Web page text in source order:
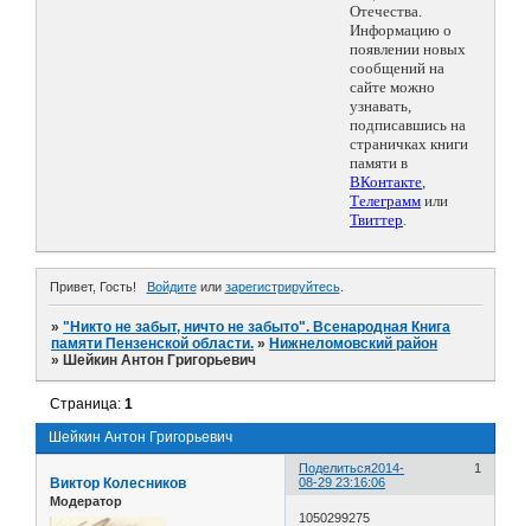
Отечества.
Информацию о
появлении новых
сообщений на
сайте можно
узнавать,
подписавшись на
страничках книги
памяти в
ВКонтакте,
Телеграмм или
Твиттер.
Привет, Гость! Войдитеили зарегистрируйтесь.
»"Никто не забыт, ничто не забыто". Всенародная Книга
памяти Пензенской области. » Нижнеломовский район
» Шейкин Антон Григорьевич
Шейкин Антон Григорьевич
Страница:1
Поделиться 1
2014-
08-29 23:16:06
Виктор Колесников
Модератор
1050299275